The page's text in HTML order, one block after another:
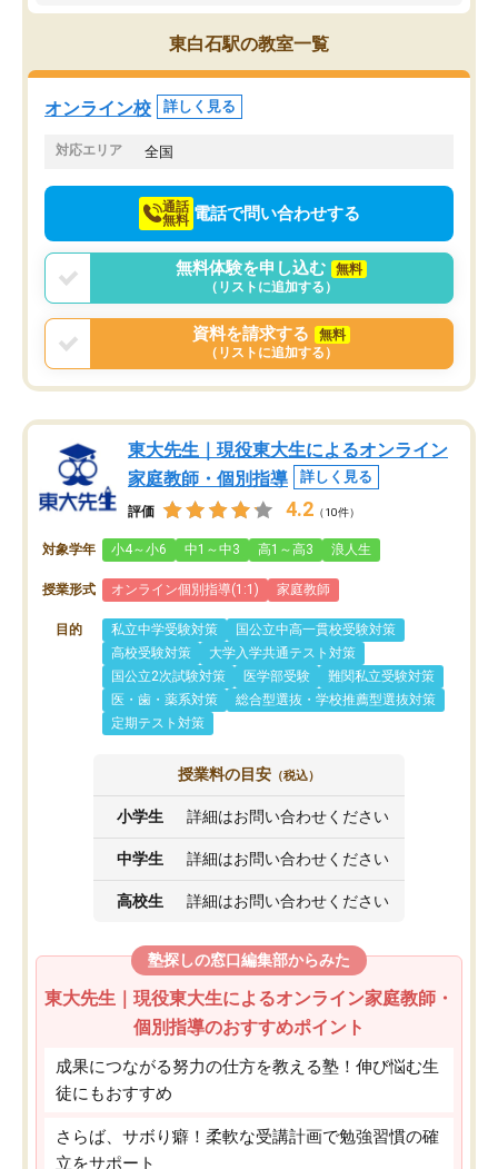
思っていました。何が今足りないのか
を的確に指導いただき、子どももびっ
くりするほど楽しんでやる気を持って
塾を受けています。狙い通り、少しず
つ成績も上がり、苦手意識も無くなっ
てきたので、さらに苦手な数学も追加
でお願いしました。来年の高校受験に
スト、多少お金がかかっ
東白石駅の教室一覧
オンライン校 詳しく見る
対応エリア 全国
通話
無料 電話で問い合わせする
無料体験を申し込む
無料
（リストに追加する）
資料を請求する
無料
（リストに追加する）
東大先生｜現役東大生によるオンライン
家庭教師・個別指導
詳しく見る
評価 4.2 （10件）
対象学年 小4～小6 中1～中3 高1～高3 浪人生
授業形式 オンライン個別指導(1:1) 家庭教師
目的 私立中学受験対策
国公立中高一貫校受験対策
高校受験対策
大学入学共通テスト対策
国公立2次試験対策
医学部受験
難関私立受験対策
医・歯・薬系対策
総合型選抜・学校推薦型選抜対策
定期テスト対策
授業料の目安 （税込）
小学生 詳細はお問い合わせください
中学生 詳細はお問い合わせください
高校生 詳細はお問い合わせください
塾探しの窓口編集部からみた
東大先生｜現役東大生によるオンライン家庭教師・
個別指導のおすすめポイント
成果につながる努力の仕方を教える塾！伸び悩む生
徒にもおすすめ
さらば、サボり癖！柔軟な受講計画で勉強習慣の確
立をサポート